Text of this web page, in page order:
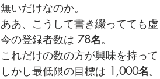
無いだけなのか。
ああ、こうして書き綴ってても虚
今の登録者数は 78名。
これだけの数の方が興味を持って
しかし最低限の目標は 1,000名。